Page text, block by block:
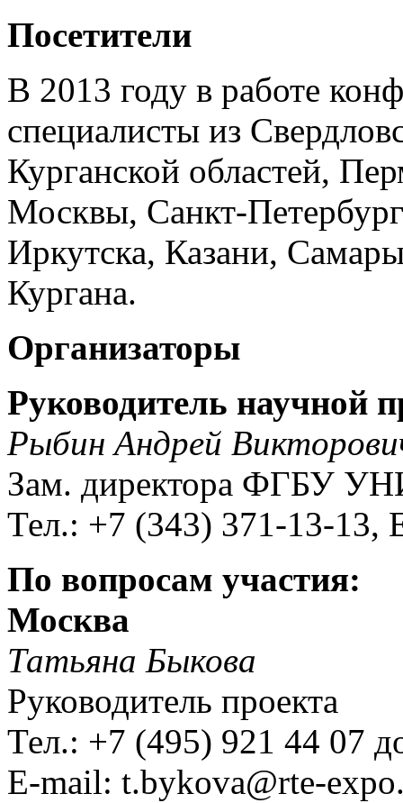
Посетители
В 2013 году в работе
специалисты из
Курганской областей,
Москвы, Санкт-
Иркутска, Казани,
Кургана.
Организаторы
Руководитель научной
Рыбин Андрей
Зам. директора ФГБУ
Тел.: +7 (343) 371-13-13,
По вопросам участия:
Москва
Татьяна Быкова
Руководитель проекта
Тел.: +7 (495) 921 44 07
E-mail: